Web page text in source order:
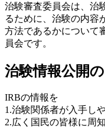
治験審査委員会は、治
るために、治験の内容
方法であるかについて
員会です。
治験情報公開
IRBの情報を
1.治験関係者が入手し
2.広く国民の皆様に周知